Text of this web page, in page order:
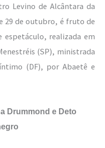
Levino de Alcântara da
29 de outubro, é fruto de
espetáculo, realizada em
(SP), ministrada
(DF), por Abaetê e
Drummond e Deto